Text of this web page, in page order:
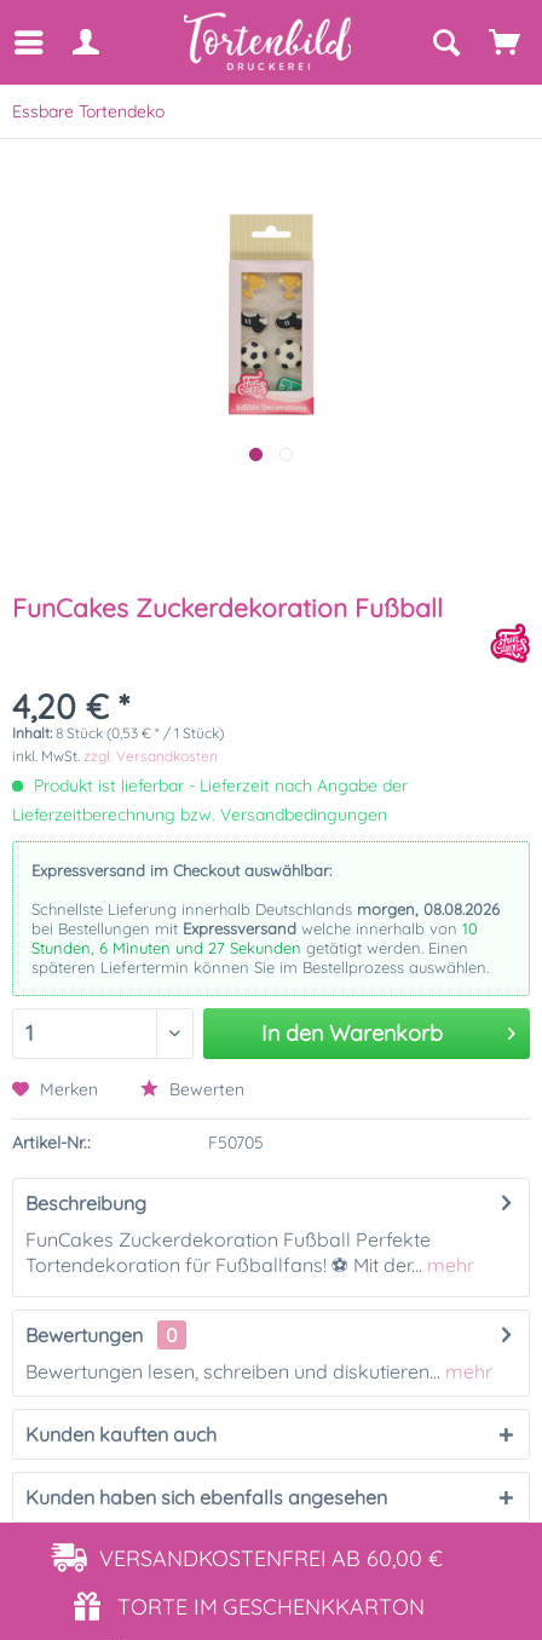
Essbare Tortendeko
FunCakes Zuckerdekoration Fußball
4,20 € *
Inhalt: 8 Stück (0,53 € * / 1 Stück)
inkl. MwSt. zzgl. Versandkosten
Produkt ist lieferbar - Lieferzeit nach Angabe der
Lieferzeitberechnung bzw. Versandbedingungen
Expressversand im Checkout auswählbar:
Schnellste Lieferung innerhalb Deutschlands morgen, 08.08.2026
bei Bestellungen mit Expressversand welche innerhalb von 10
Stunden, 6 Minuten und 27 Sekunden getätigt werden. Einen
späteren Liefertermin können Sie im Bestellprozess auswählen.
In den Warenkorb
Merken Bewerten
Artikel-Nr.: F50705
Beschreibung
FunCakes Zuckerdekoration Fußball Perfekte
Tortendekoration für Fußballfans! ⚽️ Mit der... mehr
Bewertungen
0
Bewertungen lesen, schreiben und diskutieren... mehr
Kunden kauften auch
Kunden haben sich ebenfalls angesehen
VERSANDKOSTENFREI AB 60,00 €
TORTE IM GESCHENKKARTON